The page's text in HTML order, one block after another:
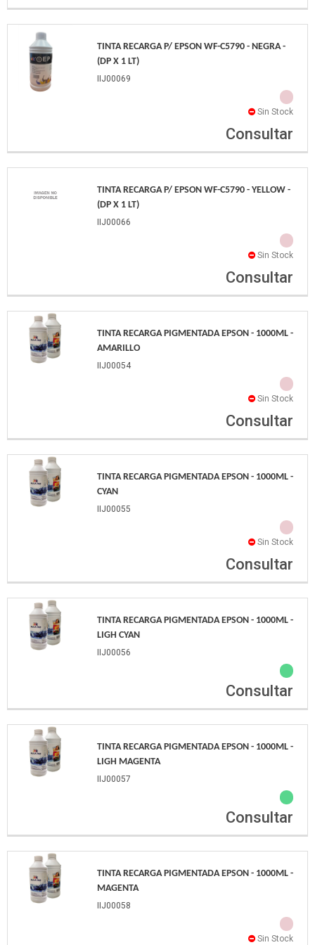
TINTA RECARGA P/ EPSON WF-C5790 - NEGRA -
(DP X 1 LT)
IIJ00069
Sin Stock
Consultar
TINTA RECARGA P/ EPSON WF-C5790 - YELLOW -
(DP X 1 LT)
IIJ00066
Sin Stock
Consultar
TINTA RECARGA PIGMENTADA EPSON - 1000ML -
AMARILLO
IIJ00054
Sin Stock
Consultar
TINTA RECARGA PIGMENTADA EPSON - 1000ML -
CYAN
IIJ00055
Sin Stock
Consultar
TINTA RECARGA PIGMENTADA EPSON - 1000ML -
LIGH CYAN
IIJ00056
Consultar
TINTA RECARGA PIGMENTADA EPSON - 1000ML -
LIGH MAGENTA
IIJ00057
Consultar
TINTA RECARGA PIGMENTADA EPSON - 1000ML -
MAGENTA
IIJ00058
Sin Stock